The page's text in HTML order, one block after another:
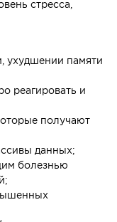
стресса,
ухудшении памяти
реагировать и
получают
данных;
болезнью